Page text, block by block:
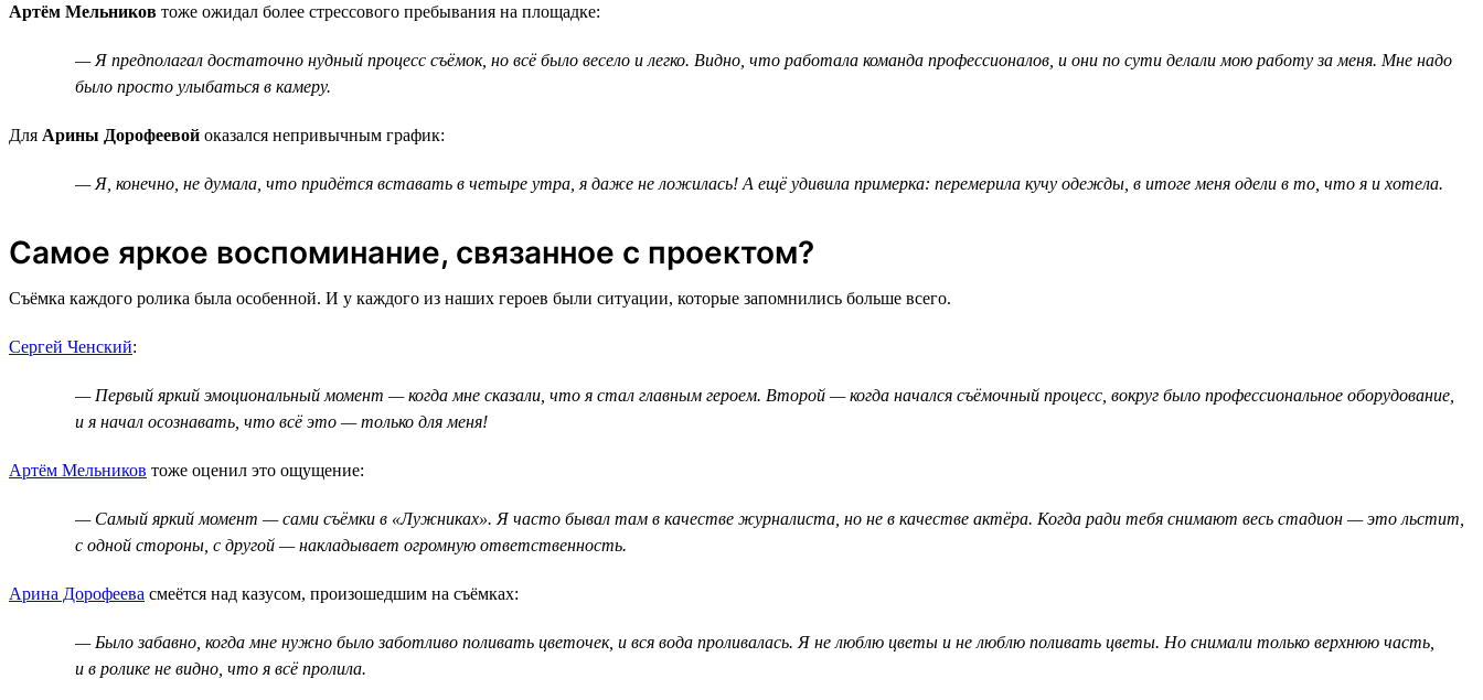
Артём Мельников тоже ожидал более стрессового пребывания на площадке:
— Я предполагал достаточно нудный процесс съёмок, но всё было весело и легко. Видно, что работала команда профессионалов, и они по сути делали мою работу за меня. Мне надо
было просто улыбаться в камеру.
Для Арины Дорофеевой оказался непривычным график:
— Я, конечно, не думала, что придётся вставать в четыре утра, я даже не ложилась! А ещё удивила примерка: перемерила кучу одежды, в итоге меня одели в то, что я и хотела.
Самое яркое воспоминание, связанное с проектом?
Съёмка каждого ролика была особенной. И у каждого из наших героев были ситуации, которые запомнились больше всего.
Сергей Ченский:
— Первый яркий эмоциональный момент — когда мне сказали, что я стал главным героем. Второй — когда начался съёмочный процесс, вокруг было профессиональное оборудование,
и я начал осознавать, что всё это — только для меня!
Артём Мельников тоже оценил это ощущение:
— Самый яркий момент — сами съёмки в «Лужниках». Я часто бывал там в качестве журналиста, но не в качестве актёра. Когда ради тебя снимают весь стадион — это льстит,
с одной стороны, с другой — накладывает огромную ответственность.
Арина Дорофеева смеётся над казусом, произошедшим на съёмках:
— Было забавно, когда мне нужно было заботливо поливать цветочек, и вся вода проливалась. Я не люблю цветы и не люблю поливать цветы. Но снимали только верхнюю часть,
и в ролике не видно, что я всё пролила.